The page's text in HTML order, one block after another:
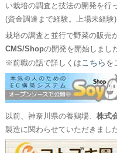
い栽培の調査と技法の開発を行
(資金調達まで経験。上場未経験)
栽培の調査と並行で野菜の販売
CMS/Shopの開発を開始しまし
※前職の話で詳しくは こちら を
以前、神奈川県の養鶏場、 株式
製造に関わらせていただきました